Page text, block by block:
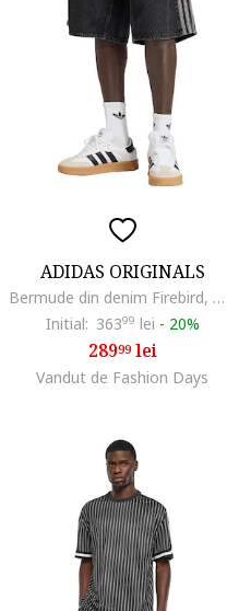
ADIDAS ORIGINALS
Bermude din denim Firebird, Negru/Negru stins
Initial: 36399 lei - 20%
28999lei
Vandut de Fashion Days